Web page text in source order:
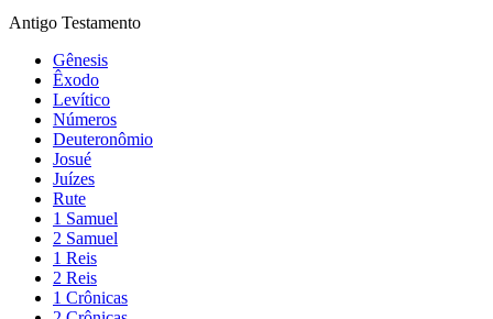
Antigo Testamento
Gênesis
Êxodo
Levítico
Números
Deuteronômio
Josué
Juízes
Rute
1 Samuel
2 Samuel
1 Reis
2 Reis
1 Crônicas